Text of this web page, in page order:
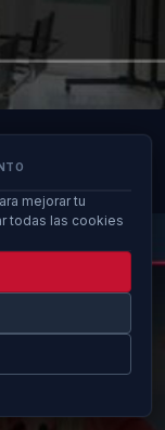
mejorar tu
todas las cookies
y ayuda